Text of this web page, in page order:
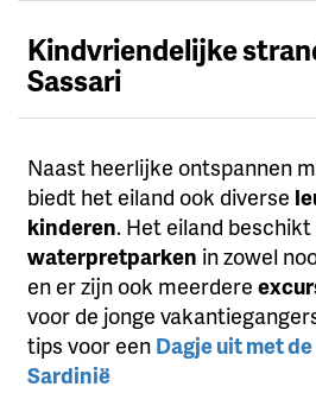
Kindvriendelijke
Sassari
Naast heerlijke ontspannen
biedt het eiland ook diverse
kinderen. Het eiland
waterpretparken in zowel
en er zijn ook meerdere
voor de jonge
tips voor een Dagje uit met
Sardinië